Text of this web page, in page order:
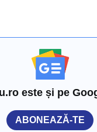
este și pe
ABONEAZĂ-TE